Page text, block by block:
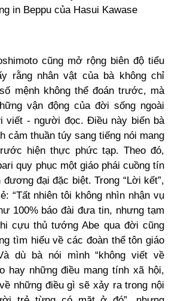
in Beppu của Hasui Kawase
cũng mở rộng biên độ tiểu
rằng nhân vật của bà không chỉ
mệnh không thể đoán trước, mà
vận động của đời sống ngoài
viết - người đọc. Điều này biến bà
cảm thuần túy sang tiếng nói mang
hiện thực phức tạp. Theo đó,
quy phục một giáo phái cuồng tín
đại đặc biệt. Trong “Lời kết”,
“Tất nhiên tôi không nhìn nhận vụ
100% báo đài đưa tin, nhưng tạm
cựu thủ tướng Abe qua đời cũng
tìm hiểu về các đoàn thể tôn giáo
dù bà nói mình “không viết về
hay những điều mang tính xã hội,
những điều gì sẽ xảy ra trong nội